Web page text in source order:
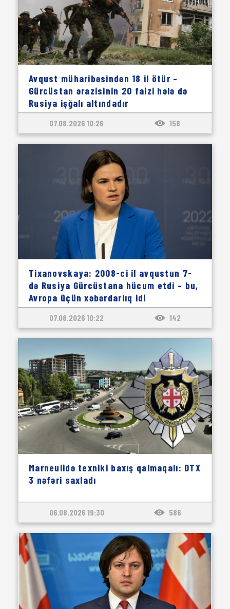
Avqust müharibəsindən 18 il ötür –
Gürcüstan ərazisinin 20 faizi hələ də
Rusiya işğalı altındadır
07.08.2026 10:26 158
Tixanovskaya: 2008-ci il avqustun 7-
də Rusiya Gürcüstana hücum etdi – bu,
Avropa üçün xəbərdarlıq idi
07.08.2026 10:22 142
Marneulidə texniki baxış qalmaqalı: DTX
3 nəfəri saxladı
06.08.2026 19:30 586